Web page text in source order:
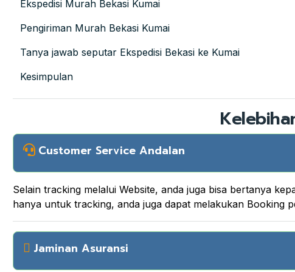
Ekspedisi Murah Bekasi Kumai
Pengiriman Murah Bekasi Kumai
Tanya jawab seputar Ekspedisi Bekasi ke Kumai
Kesimpulan
Customer Service Andalan
Selain tracking melalui Website, anda juga bisa bertanya
hanya untuk tracking, anda juga dapat melakukan Booking
Jaminan Asuransi